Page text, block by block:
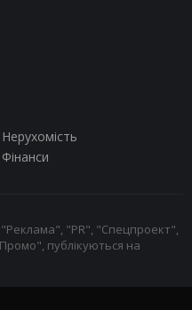
Нерухомість
Фінанси
"PR", "Спецпроект",
публікуються на